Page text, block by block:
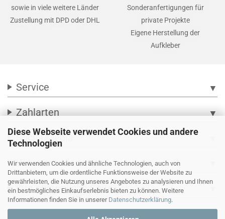
Diese Webseite verwendet Cookies und andere
Technologien
Wir verwenden Cookies und ähnliche Technologien, auch von
Drittanbietern, um die ordentliche Funktionsweise der Website zu
gewährleisten, die Nutzung unseres Angebotes zu analysieren und Ihnen
ein bestmögliches Einkaufserlebnis bieten zu können. Weitere
Informationen finden Sie in unserer Datenschutzerklärung.
sowie in viele weitere Länder
Zustellung mit DPD oder DHL
Sonderanfertigungen für
private Projekte
Eigene Herstellung der
Aufkleber
Service ▼
Zahlarten ▼
Social Media
Wir versenden mit
Ihre persönliche Seite